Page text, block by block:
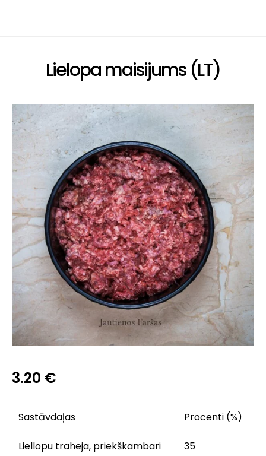
Lielopa maisijums (LT)
3.20 €
Sastāvdaļas Procenti (%)
Liellopu traheja, priekškambari 35